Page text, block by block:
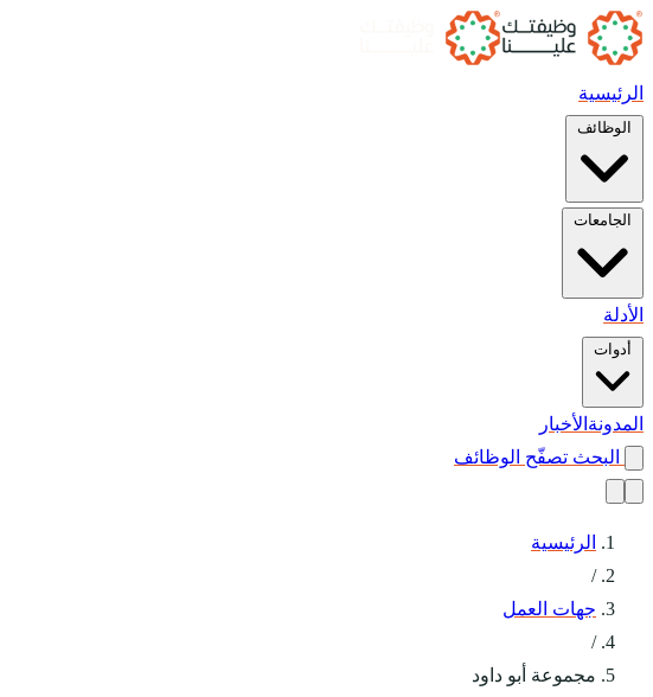
الرئيسية
الوظائف
الجامعات
الأدلة
أدوات
المدونة الأخبار
البحث تصفّح الوظائف
الرئيسية
/
جهات العمل
/
مجموعة أبو داود